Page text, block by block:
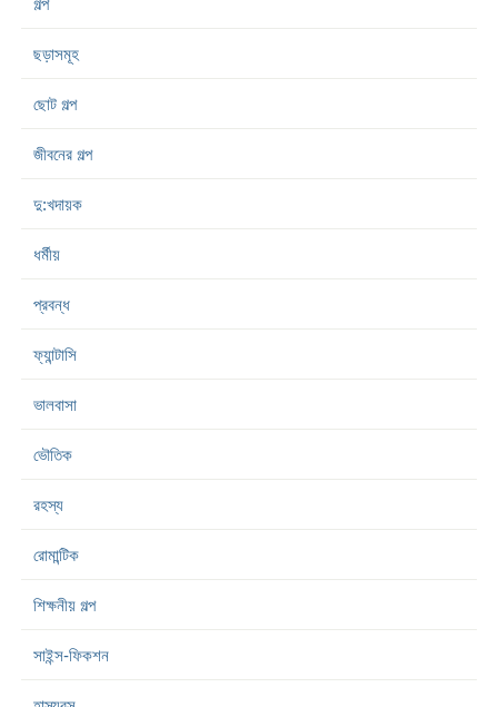
গল্প
ছড়াসমূহ
ছোট গল্প
জীবনের গল্প
দু:খদায়ক
ধর্মীয়
প্রবন্ধ
ফ্যান্টাসি
ভালবাসা
ভৌতিক
রহস্য
রোমান্টিক
শিক্ষনীয় গল্প
সাইন্স-ফিকশন